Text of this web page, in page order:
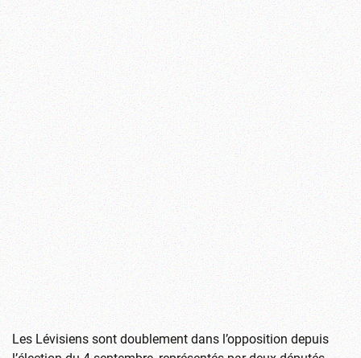
Les Lévisiens sont doublement dans l’opposition depuis